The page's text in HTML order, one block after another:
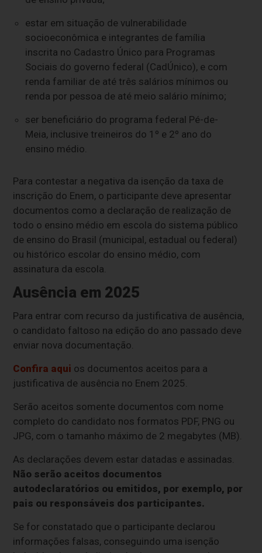
estar em situação de vulnerabilidade
socioeconômica e integrantes de família
inscrita no Cadastro Único para Programas
Sociais do governo federal (CadÚnico), e com
renda familiar de até três salários mínimos ou
renda por pessoa de até meio salário mínimo;
ser beneficiário do programa federal Pé-de-
Meia, inclusive treineiros do 1º e 2º ano do
ensino médio.
Para contestar a negativa da isenção da taxa de
inscrição do Enem, o participante deve apresentar
documentos como a declaração de realização de
todo o ensino médio em escola do sistema público
de ensino do Brasil (municipal, estadual ou federal)
ou histórico escolar do ensino médio, com
assinatura da escola.
Ausência em 2025
Para entrar com recurso da justificativa de ausência,
o candidato faltoso na edição do ano passado deve
enviar nova documentação.
Confira aqui os documentos aceitos para a
justificativa de ausência no Enem 2025.
Serão aceitos somente documentos com nome
completo do candidato nos formatos PDF, PNG ou
JPG, com o tamanho máximo de 2 megabytes (MB).
As declarações devem estar datadas e assinadas.
Não serão aceitos documentos
autodeclaratórios ou emitidos, por exemplo, por
pais ou responsáveis dos participantes.
Se for constatado que o participante declarou
informações falsas, conseguindo uma isenção